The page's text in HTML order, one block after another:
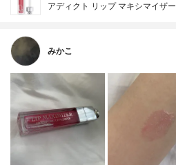
アディクト リップ マキシマイザー
みかこ